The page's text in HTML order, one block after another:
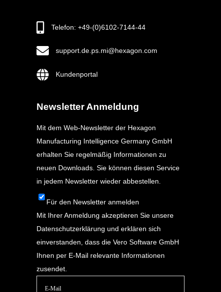
Telefon: +49-(0)6102-7144-44
support.de.ps.mi@hexagon.com
Kundenportal
Newsletter Anmeldung
Mit dem Web-Newsletter der Hexagon
Manufacturing Intelligence Germany GmbH
erhalten Sie regelmäßig Informationen zu
neuen Downloads. Sie können diesen Service
in jedem Newsletter wieder abbestellen.
Für den Newsletter anmelden
Mit Ihrer Anmeldung akzeptieren Sie unsere
Datenschutzerklärung und erklären sich
einverstanden, dass die Vero Software GmbH
Ihnen per E-Mail relevante Informationen
zusendet.